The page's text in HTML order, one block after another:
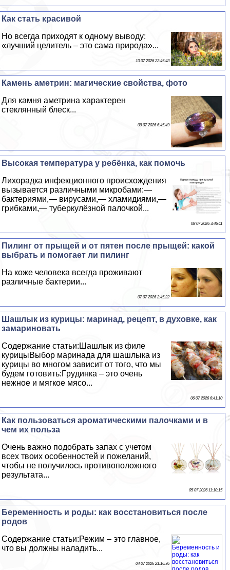
Как стать красивой
Но всегда приходят к одному выводу:
«лучший целитель – это сама природа»...
10 07 2026 22:45:43
Камень аметрин: магические свойства, фото
Для камня аметрина хаpaктерен
стеклянный блеск...
09 07 2026 6:45:49
Высокая температура у ребёнка, как помочь
Лихорадка инфекционного происхождения
вызывается различными микробами:—
бактериями,— вирусами,— xлaмидиями,—
грибками,— туберкулёзной палочкой...
08 07 2026 3:46:11
Пилинг от прыщей и от пятен после прыщей: какой
выбрать и помогает ли пилинг
На коже человека всегда проживают
различные бактерии...
07 07 2026 2:45:22
Шашлык из курицы: маринад, рецепт, в духовке, как
замариновать
Содержание статьи:Шашлык из филе
курицыВыбор маринада для шашлыка из
курицы во многом зависит от того, что мы
будем готовить:Гpyдинка – это очень
нежное и мягкое мясо...
06 07 2026 6:41:10
Как пользоваться ароматическими палочками и в
чем их польза
Очень важно подобрать запах с учетом
всех твоих особенностей и пожеланий,
чтобы не получилось противоположного
результата...
05 07 2026 11:10:15
Беременность и роды: как восстановиться после
родов
Содержание статьи:Режим – это главное,
что вы должны наладить...
04 07 2026 21:16:36